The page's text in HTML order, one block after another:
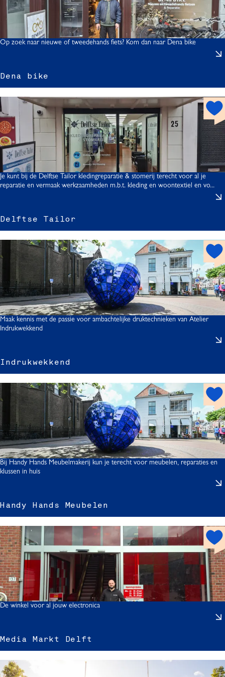
Dena bike
a
i
k
p
o
t
Op zoek naar nieuwe of tweedehands fiets? Kom dan naar Dena bike
Delftse Tailor
l
f
t
s
a
i
h
o
t
s
p
o
t
Je kunt bij de Delftse Tailor kledingreparatie & stomerij terecht voor al je
reparatie en vermaak werkzaamheden m.b.t. kleding en woontextiel en vo...
Indrukwekkend
r
k
k
k
h
t
s
p
t
Maak kennis met de passie voor ambachtelijke druktechnieken van Atelier
Indrukwekkend
Handy Hands Meubelen
y
a
s
l
h
t
s
p
t
Bij Handy Hands Meubelmakerij kun je terecht voor meubelen, reparaties en
klussen in huis
Media Markt Delft
i
a
h
o
t
s
p
o
t
De winkel voor al jouw electronica